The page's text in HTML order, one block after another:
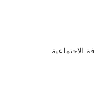
الاجتماعية